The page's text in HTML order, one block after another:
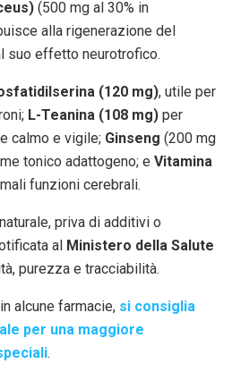
(500 mg al 30% in
alla rigenerazione del
suo effetto neurotrofico.
(120 mg), utile per
L-Teanina (108 mg) per
calmo e vigile; Ginseng (200 mg
tonico adattogeno; e Vitamina
funzioni cerebrali.
priva di additivi o
al Ministero della Salute
purezza e tracciabilità.
alcune farmacie, si consiglia
per una maggiore
.